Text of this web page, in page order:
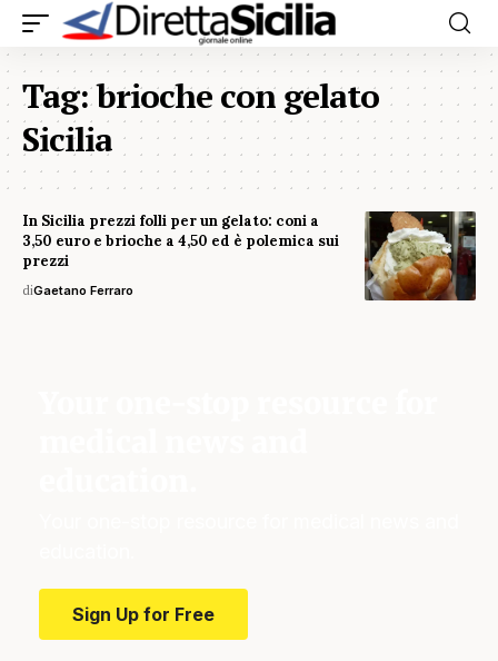
Tag:brioche con gelato
Sicilia
In Sicilia prezzi folli per un gelato: coni a
3,50 euro e brioche a 4,50 ed è polemica sui
prezzi
diGaetano Ferraro
Sign Up for Free